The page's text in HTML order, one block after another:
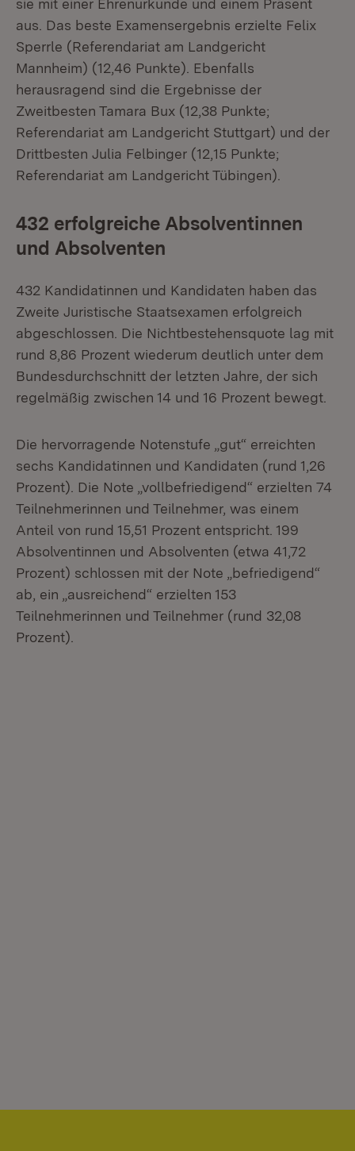
sie mit einer Ehrenurkunde und einem Präsent
aus. Das beste Examensergebnis erzielte Felix
Sperrle (Referendariat am Landgericht
Mannheim) (12,46 Punkte). Ebenfalls
herausragend sind die Ergebnisse der
Zweitbesten Tamara Bux (12,38 Punkte;
Referendariat am Landgericht Stuttgart) und der
Drittbesten Julia Felbinger (12,15 Punkte;
Referendariat am Landgericht Tübingen).
432 erfolgreiche Absolventinnen
und Absolventen
432 Kandidatinnen und Kandidaten haben das
Zweite Juristische Staatsexamen erfolgreich
abgeschlossen. Die Nichtbestehensquote lag mit
rund 8,86 Prozent wiederum deutlich unter dem
Bundesdurchschnitt der letzten Jahre, der sich
regelmäßig zwischen 14 und 16 Prozent bewegt.
Die hervorragende Notenstufe „gut“ erreichten
sechs Kandidatinnen und Kandidaten (rund 1,26
Prozent). Die Note „vollbefriedigend“ erzielten 74
Teilnehmerinnen und Teilnehmer, was einem
Anteil von rund 15,51 Prozent entspricht. 199
Absolventinnen und Absolventen (etwa 41,72
Prozent) schlossen mit der Note „befriedigend“
ab, ein „ausreichend“ erzielten 153
Teilnehmerinnen und Teilnehmer (rund 32,08
Prozent).